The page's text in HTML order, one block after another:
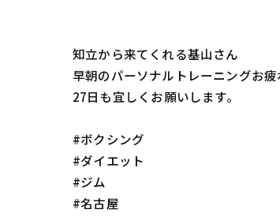
知立から来てくれる基山さん
早朝のパーソナルトレーニングお疲
27日も宜しくお願いします。
#ボクシング
#ダイエット
#ジム
#名古屋